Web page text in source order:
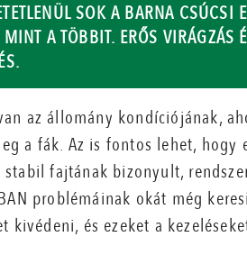
SOK A BARNA CSÚCSI
A TÖBBIT. ERŐS VIRÁGZÁS
az állomány kondíciójának,
a fák. Az is fontos lehet, hogy
fajtának bizonyult,
problémáinak okát még
és ezeket a